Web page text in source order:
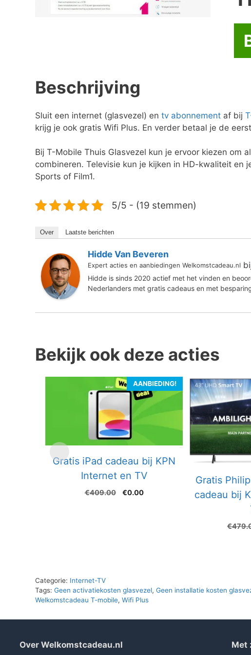
Beschrijving
Sluit een internet (glasvezel) en tv abonnement af bij
krijg je ook gratis Wifi Plus. En verder betaal je de
Bij T-Mobile Thuis Glasvezel kun je ervoor kiezen
combineren. Televisie kun je kijken in HD-kwaliteit en
Sports of Film1.
5/5 - (19 stemmen)
Over Laatste berichten
Hidde Van Beveren
Expert acties en aanbiedingen Welkomstcadeau.nl
Hidde is sinds 2020 actief met het vinden en
Nederlanders met gratis cadeaus en met
Bekijk ook deze acties
AANBIEDING!
Gratis iPad cadeau bij KPN
Internet en TV
€409.00
Oorspronkelijke
€0.00Huidige
Gratis
cadeau bij
€
Categorie: Internet-TV
Tags: Geen activatiekosten glasvezel, Geen installatie kosten
Welkomstcadeau T-mobile, Wifi Plus
Over Welkomstcadeau.nl Met